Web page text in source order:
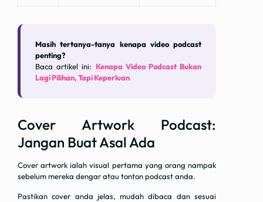
Masih tertanya-tanya kenapa video podcast
penting?
Baca artikel ini: Kenapa Video Podcast Bukan
Lagi Pilihan, Tapi Keperluan
Cover Artwork Podcast:
Jangan Buat Asal Ada
Cover artwork ialah visual pertama yang orang nampak
sebelum mereka dengar atau tonton podcast anda.
Pastikan cover anda jelas, mudah dibaca dan sesuai